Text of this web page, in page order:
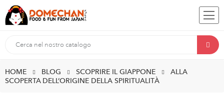
HOME BLOG SCOPRIRE IL GIAPPONE
ALLA
SCOPERTA DELL’ORIGINE DELLA SPIRITUALITÀ